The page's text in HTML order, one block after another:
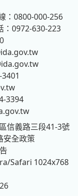
：0800-000-256
：0972-630-223
3394
信義路三段41-3號
安全政策
Safari 1024x768